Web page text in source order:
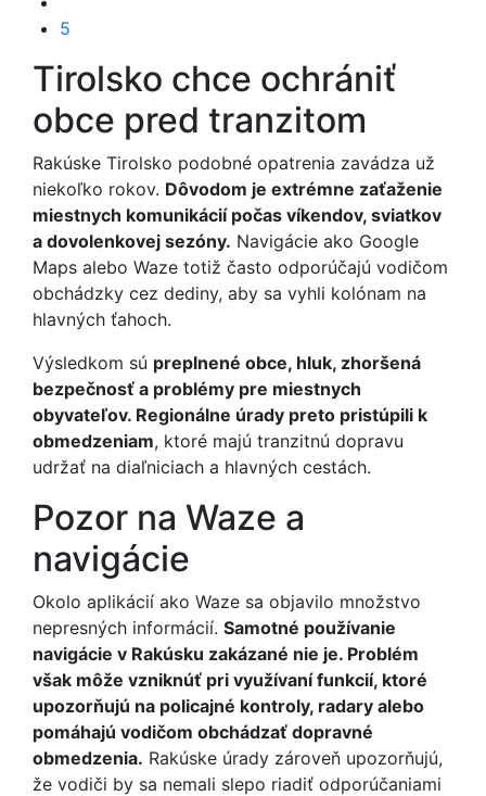
5
Tirolsko chce ochrániť
obce pred tranzitom
Rakúske Tirolsko podobné opatrenia zavádza už
niekoľko rokov. Dôvodom je extrémne zaťaženie
miestnych komunikácií počas víkendov, sviatkov
a dovolenkovej sezóny. Navigácie ako Google
Maps alebo Waze totiž často odporúčajú vodičom
obchádzky cez dediny, aby sa vyhli kolónam na
hlavných ťahoch.
Výsledkom sú preplnené obce, hluk, zhoršená
bezpečnosť a problémy pre miestnych
obyvateľov. Regionálne úrady preto pristúpili k
obmedzeniam, ktoré majú tranzitnú dopravu
udržať na diaľniciach a hlavných cestách.
Pozor na Waze a
navigácie
Okolo aplikácií ako Waze sa objavilo množstvo
nepresných informácií. Samotné používanie
navigácie v Rakúsku zakázané nie je. Problém
však môže vzniknúť pri využívaní funkcií, ktoré
upozorňujú na policajné kontroly, radary alebo
pomáhajú vodičom obchádzať dopravné
obmedzenia. Rakúske úrady zároveň upozorňujú,
že vodiči by sa nemali slepo riadiť odporúčaniami